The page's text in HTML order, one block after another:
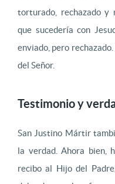
torturado, rechazado y
que sucedería con
enviado, pero
del Señor.
Testimonio y
San Justino Mártir
la verdad. Ahora bien,
recibo al Hijo del